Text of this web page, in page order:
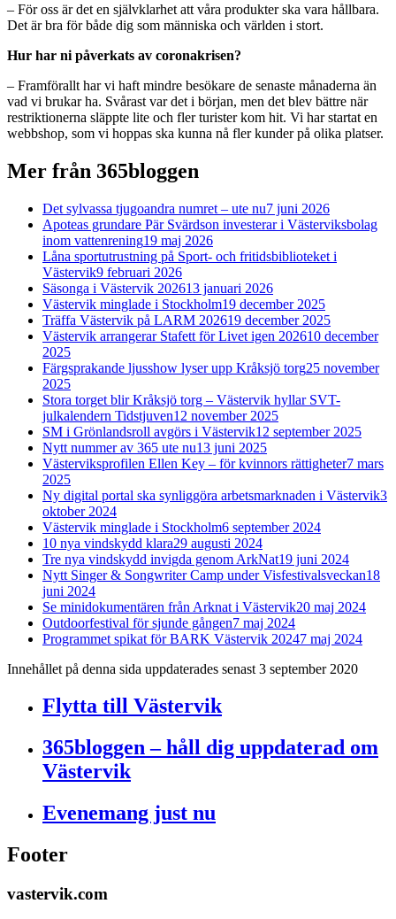
– För oss är det en självklarhet att våra produkter ska vara hållbara.
Det är bra för både dig som människa och världen i stort.
Hur har ni påverkats av coronakrisen?
– Framförallt har vi haft mindre besökare de senaste månaderna än
vad vi brukar ha. Svårast var det i början, men det blev bättre när
restriktionerna släppte lite och fler turister kom hit. Vi har startat en
webbshop, som vi hoppas ska kunna nå fler kunder på olika platser.
Mer från 365bloggen
Det sylvassa tjugoandra numret – ute nu7 juni 2026
Apoteas grundare Pär Svärdson investerar i Västerviksbolag
inom vattenrening19 maj 2026
Låna sportutrustning på Sport- och fritidsbiblioteket i
Västervik9 februari 2026
Säsonga i Västervik 202613 januari 2026
Västervik minglade i Stockholm19 december 2025
Träffa Västervik på LARM 202619 december 2025
Västervik arrangerar Stafett för Livet igen 202610 december
2025
Färgsprakande ljusshow lyser upp Kråksjö torg25 november
2025
Stora torget blir Kråksjö torg – Västervik hyllar SVT-
julkalendern Tidstjuven12 november 2025
SM i Grönlandsroll avgörs i Västervik12 september 2025
Nytt nummer av 365 ute nu13 juni 2025
Västerviksprofilen Ellen Key – för kvinnors rättigheter7 mars
2025
Ny digital portal ska synliggöra arbetsmarknaden i Västervik3
oktober 2024
Västervik minglade i Stockholm6 september 2024
10 nya vindskydd klara29 augusti 2024
Tre nya vindskydd invigda genom ArkNat19 juni 2024
Nytt Singer & Songwriter Camp under Visfestivalsveckan18
juni 2024
Se minidokumentären från Arknat i Västervik20 maj 2024
Outdoorfestival för sjunde gången7 maj 2024
Programmet spikat för BARK Västervik 20247 maj 2024
Innehållet på denna sida uppdaterades senast 3 september 2020
Flytta till Västervik
365bloggen – håll dig uppdaterad om
Västervik
Evenemang just nu
Footer
vastervik.com